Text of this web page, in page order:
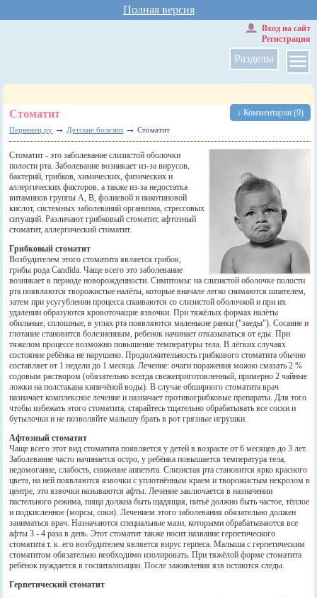
Полная версия
Разделы
Вход на сайт
Регистрация
↓ Комментарии (9)
Стоматит
Первенец.ру → Детские болезни → Стоматит
Стоматит - это заболевание слизистой оболочки
полости рта. Заболевание возникает из-за вирусов,
бактерий, грибков, химических, физических и
аллергических факторов, а также из-за недостатка
витаминов группы А, В, фолиевой и никотиновой
кислот, системных заболеваний организма, стрессовых
ситуаций. Различают грибковый стоматит, афтозный
стоматит, аллергический стоматит.
Грибковый стоматит
Возбудителем этого стоматита является грибок,
грибы рода Candida. Чаще всего это заболевание
возникает в периоде новорожденности. Симптомы: на слизистой оболочке полости
рта появляются творожистые налёты, которые вначале легко снимаются шпателем,
затем при усугублении процесса спаиваются со слизистой оболочкой и при их
удалении образуются кровоточащие язвочки. При тяжёлых формах налёты
обильные, сплошные, в углах рта появляются маленькие ранки ("заеды"). Сосание и
глотание становится болезненным, ребенок начинает отказываться от еды. При
тяжелом процессе возможно повышение температуры тела. В лёгких случаях
состояние ребёнка не нарушено. Продолжительность грибкового стоматита обычно
составляет от 1 недели до 1 месяца. Лечение: очаги поражения можно смазать 2 %
содовым раствором (обязательно всегда свежеприготовленный, примерно 2 чайные
ложки на полстакана кипячёной воды). В случае обширного стоматита врач
назначает комплексное лечение и назначает противогрибковые препараты. Для того
чтобы избежать этого стоматита, старайтесь тщательно обрабатывать все соски и
бутылочки и не позволяйте малышу брать в рот грязные игрушки.
Афтозный стоматит
Чаще всего этот вид стоматита появляется у детей в возрасте от 6 месяцев до 3 лет.
Заболевание часто начинается остро, у ребёнка повышается температура тела,
недомогание, слабость, снижение аппетита. Слизистая рта становится ярко красного
цвета, на ней появляются язвочки с уплотнённым краем и творожистым некрозом в
центре, эти язвочки называются афты. Лечение заключается в назначении
пастельного режима, пища должна быть щадящая, питьё должно быть частое, тёплое
и подкисленное (морсы, соки). Лечением этого заболевания обязательно должен
заниматься врач. Назначаются специальные мази, которыми обрабатываются все
афты 3 - 4 раза в день. Этот стоматит также носит название герпетического
стоматита т. к. его возбудителем является вирус герпеса. Малыша с герпетическим
стоматитом обязательно необходимо изолировать. При тяжёлой форме стоматита
ребёнок нуждается в госпитализации. После заживления язв остаются следы.
Герпетический стоматит